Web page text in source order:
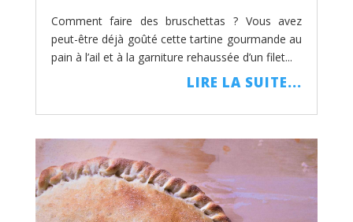
Comment faire des bruschettas ? Vous avez
peut-être déjà goûté cette tartine gourmande au
pain à l’ail et à la garniture rehaussée d’un filet...
LIRE LA SUITE...